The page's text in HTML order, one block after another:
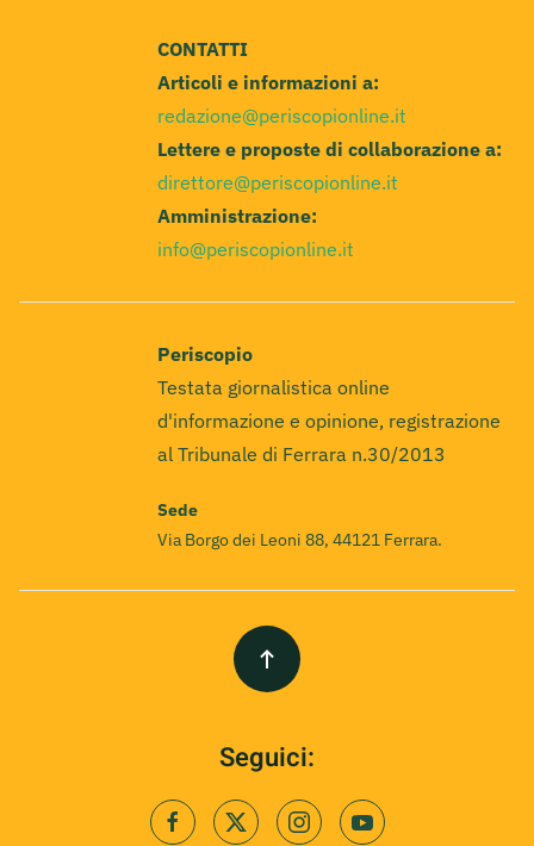
CONTATTI
Articoli e informazioni a:
redazione@periscopionline.it
Lettere e proposte di collaborazione a:
direttore@periscopionline.it
Amministrazione:
info@periscopionline.it
Periscopio
Testata giornalistica online
d'informazione e opinione, registrazione
al Tribunale di Ferrara n.30/2013
Sede
Via Borgo dei Leoni 88, 44121 Ferrara.
Seguici: